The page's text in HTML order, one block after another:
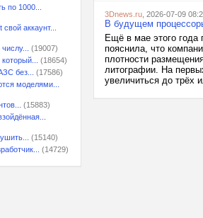
по 1000...
аккаунт...
(19007)
(18654)
без...
(17586)
моделями...
(15883)
(15140)
(14729)
3Dnews.ru , 2026-07-09
В будущем
Ещё в мае этого года
пояснила, что
плотности
литографии. На
увеличиться до трёх